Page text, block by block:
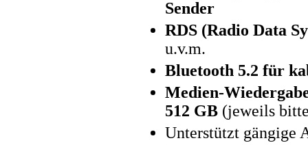
Sender
RDS (Radio Data
u.v.m.
Bluetooth 5.2 für
Medien-
512 GB (jeweils
Unterstützt gängige